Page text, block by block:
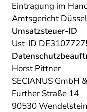
Eintragung im
Amtsgericht
Umsatzsteuer-ID
Ust-ID
Horst Pittner
SECIANUS GmbH
Further Straße 14
90530 Wendelstein